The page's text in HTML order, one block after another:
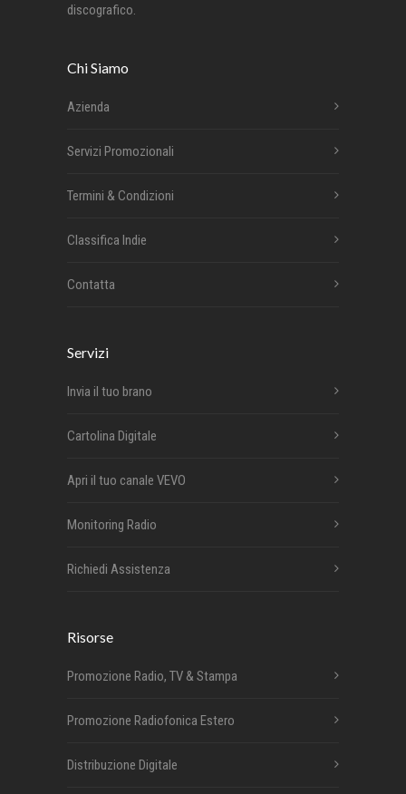
discografico.
Chi Siamo
Azienda
Servizi Promozionali
Termini & Condizioni
Classifica Indie
Contatta
Servizi
Invia il tuo brano
Cartolina Digitale
Apri il tuo canale VEVO
Monitoring Radio
Richiedi Assistenza
Risorse
Promozione Radio, TV & Stampa
Promozione Radiofonica Estero
Distribuzione Digitale